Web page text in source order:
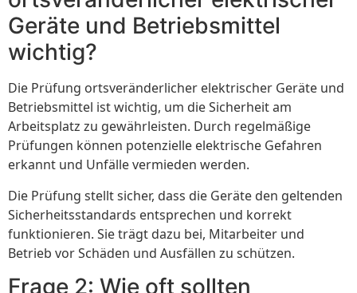
Geräte und Betriebsmittel
wichtig?
Die Prüfung ortsveränderlicher elektrischer Geräte und
Betriebsmittel ist wichtig, um die Sicherheit am
Arbeitsplatz zu gewährleisten. Durch regelmäßige
Prüfungen können potenzielle elektrische Gefahren
erkannt und Unfälle vermieden werden.
Die Prüfung stellt sicher, dass die Geräte den geltenden
Sicherheitsstandards entsprechen und korrekt
funktionieren. Sie trägt dazu bei, Mitarbeiter und
Betrieb vor Schäden und Ausfällen zu schützen.
Frage 2: Wie oft sollten